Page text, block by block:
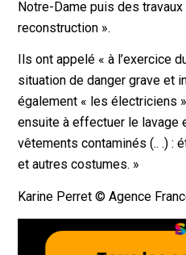
Notre-Dame puis des
reconstruction ».
Ils ont appelé « à l’exercice
situation de danger grave et
également « les électriciens
ensuite à effectuer le lavage
vêtements contaminés (.. .) :
et autres costumes. »
Karine Perret © Agence